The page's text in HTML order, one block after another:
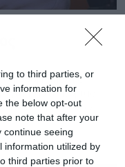
to third parties, or
information for
the below opt-out
note that after your
continue seeing
information utilized by
third parties prior to
της
για πάρτι ανομίας
έλλειψη κανόνων